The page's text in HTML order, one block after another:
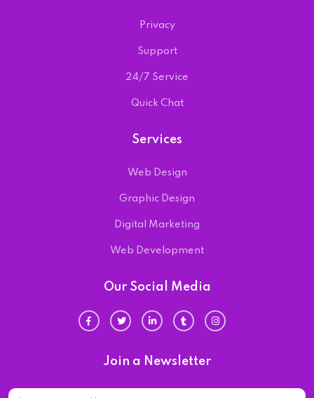
Privacy
Support
24/7 Service
Quick Chat
Services
Web Design
Graphic Design
Digital Marketing
Web Development
Our Social Media
Join a Newsletter